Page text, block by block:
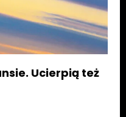
Ucierpią też